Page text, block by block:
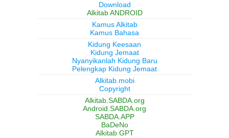
Download
Alkitab ANDROID
Kamus Alkitab
Kamus Bahasa
Kidung Keesaan
Kidung Jemaat
Nyanyikanlah Kidung Baru
Pelengkap Kidung Jemaat
Alkitab.mobi
Copyright
Alkitab.SABDA.org
Android.SABDA.org
SABDA.APP
BaDeNo
Alkitab GPT